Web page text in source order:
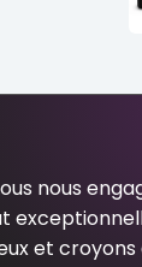
nous
et